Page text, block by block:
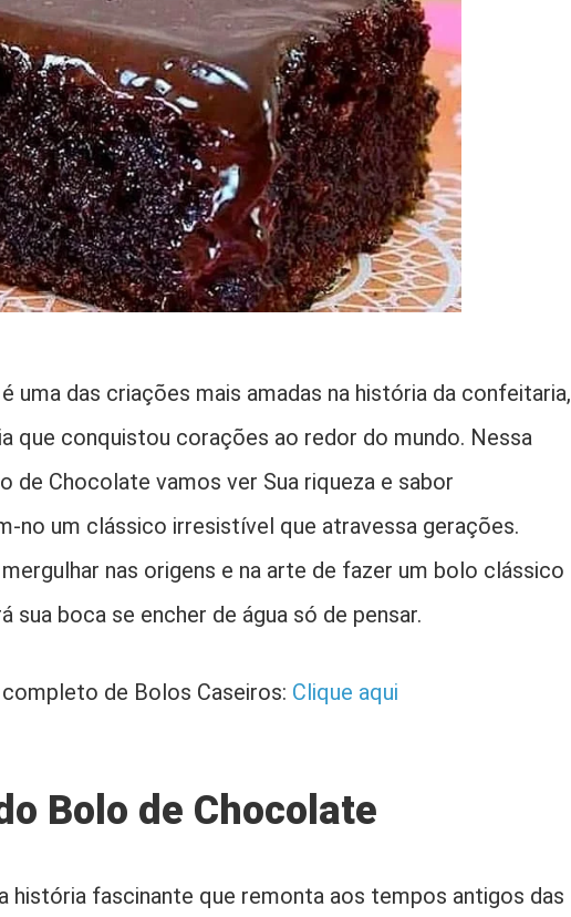
uma das criações mais amadas na história da confeitaria,
que conquistou corações ao redor do mundo. Nessa
de Chocolate vamos ver Sua riqueza e sabor
no um clássico irresistível que atravessa gerações.
nas origens e na arte de fazer um bolo clássico
sua boca se encher de água só de pensar.
de Bolos Caseiros: Clique aqui
Bolo de Chocolate
história fascinante que remonta aos tempos antigos das